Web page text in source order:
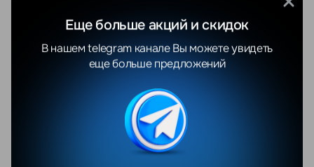
Мы осуществляем доставку по всей Беларуси: Минск,
Жителям Минска доставка обойдется совершенно
бесплатно при покупке товара от 700 BYN, а
стоимость доставки по другим городам Беларуси
Еще больше акций и скидок
В нашем telegram канале Вы можете увидеть
еще больше предложений